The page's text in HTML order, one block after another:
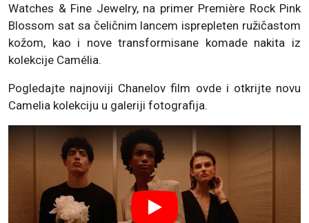
Watches & Fine Jewelry, na primer Première Rock Pink
Blossom sat sa čeličnim lancem isprepleten ružičastom
kožom, kao i nove transformisane komade nakita iz
kolekcije Camélia.
Pogledajte najnoviji Chanelov film ovde i otkrijte novu
Camelia kolekciju u galeriji fotografija.